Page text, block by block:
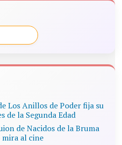
Los Anillos de Poder fija su
de la Segunda Edad
de Nacidos de la Bruma
al cine